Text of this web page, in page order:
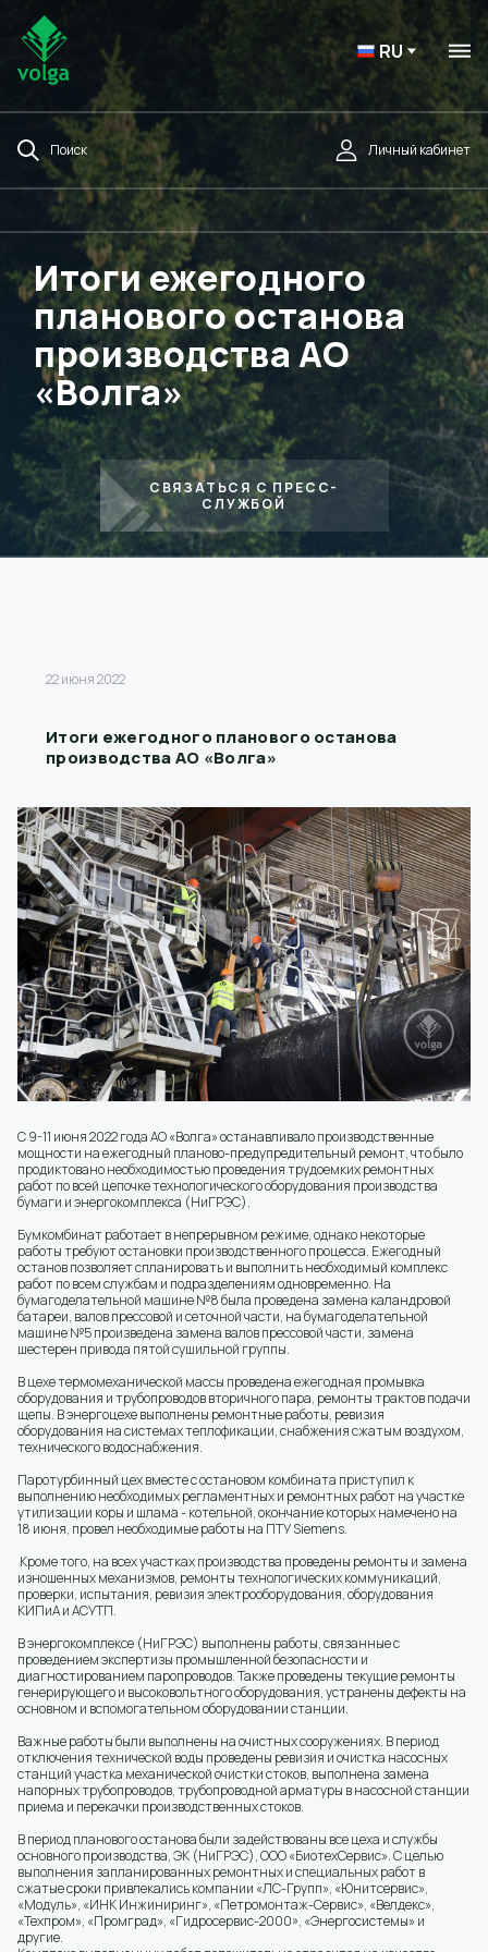
RU
Поиск Личный кабинет
Итоги ежегодного
планового останова
производства АО
«Волга»
СВЯЗАТЬСЯ С ПРЕСС-
СЛУЖБОЙ
22 июня 2022
Итоги ежегодного планового останова
производства АО «Волга»
С 9-11 июня 2022 года АО «Волга» останавливало производственные
мощности на ежегодный планово-предупредительный ремонт, что было
продиктовано необходимостью проведения трудоемких ремонтных
работ по всей цепочке технологического оборудования производства
бумаги и энергокомплекса (НиГРЭС).
Бумкомбинат работает в непрерывном режиме, однако некоторые
работы требуют остановки производственного процесса. Ежегодный
останов позволяет спланировать и выполнить необходимый комплекс
работ по всем службам и подразделениям одновременно. На
бумагоделательной машине №8 была проведена замена каландровой
батареи, валов прессовой и сеточной части, на бумагоделательной
машине №5 произведена замена валов прессовой части, замена
шестерен привода пятой сушильной группы.
В цехе термомеханической массы проведена ежегодная промывка
оборудования и трубопроводов вторичного пара, ремонты трактов подачи
щепы. В энергоцехе выполнены ремонтные работы, ревизия
оборудования на системах теплофикации, снабжения сжатым воздухом,
технического водоснабжения.
Паротурбинный цех вместе с остановом комбината приступил к
выполнению необходимых регламентных и ремонтных работ на участке
утилизации коры и шлама - котельной, окончание которых намечено на
18 июня, провел необходимые работы на ПТУ Siemens.
Кроме того, на всех участках производства проведены ремонты и замена
изношенных механизмов, ремонты технологических коммуникаций,
проверки, испытания, ревизия электрооборудования, оборудования
КИПиА и АСУТП.
В энергокомплексе (НиГРЭС) выполнены работы, связанные с
проведением экспертизы промышленной безопасности и
диагностированием паропроводов. Также проведены текущие ремонты
генерирующего и высоковольтного оборудования, устранены дефекты на
основном и вспомогательном оборудовании станции.
Важные работы были выполнены на очистных сооружениях. В период
отключения технической воды проведены ревизия и очистка насосных
станций участка механической очистки стоков, выполнена замена
напорных трубопроводов, трубопроводной арматуры в насосной станции
приема и перекачки производственных стоков.
В период планового останова были задействованы все цеха и службы
основного производства, ЭК (НиГРЭС), ООО «БиотехСервис». С целью
выполнения запланированных ремонтных и специальных работ в
сжатые сроки привлекались компании «ЛС-Групп», «Юнитсервис»,
«Модуль», «ИНК Инжиниринг», «Петромонтаж-Сервис», «Велдекс»,
«Техпром», «Промград», «Гидросервис-2000», «Энергосистемы» и
другие.